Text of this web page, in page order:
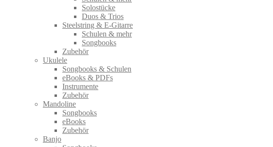
Solostücke
Duos & Trios
Steelstring & E-Gitarre
Schulen & mehr
Songbooks
Zubehör
Ukulele
Songbooks & Schulen
eBooks & PDFs
Instrumente
Zubehör
Mandoline
Songbooks
eBooks
Zubehör
Banjo